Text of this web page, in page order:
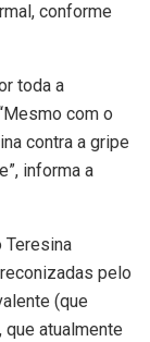
conforme
toda a
com o
contra a gripe
informa a
Teresina
pelo
(que
atualmente